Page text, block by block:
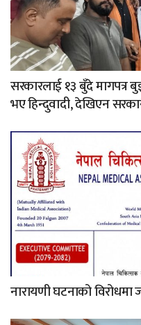
सरकारलाई १३ बुँदे मागपत्र
भए हिन्दुवादी, देखिएन
नारायणी घटनाको